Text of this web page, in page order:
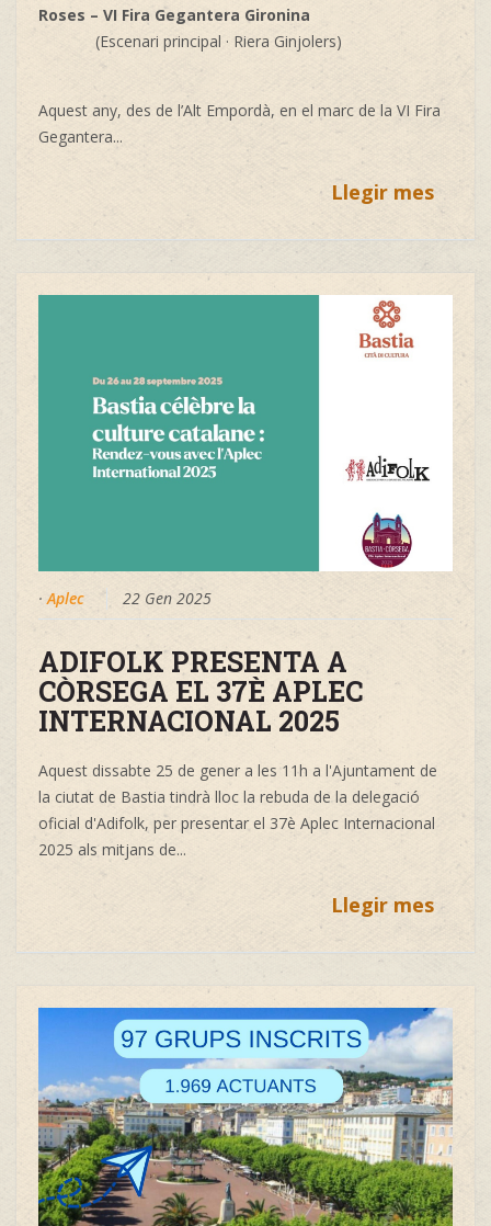
Roses – VI Fira Gegantera Gironina
(Escenari principal · Riera Ginjolers)
Aquest any, des de l’Alt Empordà, en el marc de la VI Fira
Gegantera...
Llegir mes
·Aplec 22 Gen 2025
ADIFOLK PRESENTA A
CÒRSEGA EL 37È APLEC
INTERNACIONAL 2025
Aquest dissabte 25 de gener a les 11h a l'Ajuntament de
la ciutat de Bastia tindrà lloc la rebuda de la delegació
oficial d'Adifolk, per presentar el 37è Aplec Internacional
2025 als mitjans de...
Llegir mes